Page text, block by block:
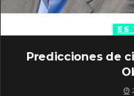
ES
Predicciones de